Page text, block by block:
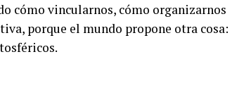
cómo vincularnos, cómo organizarnos
porque el mundo propone otra cosa: